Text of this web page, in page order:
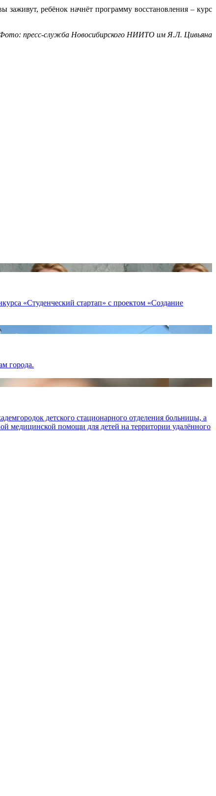
ребёнок начнёт программу восстановления – курс
пресс-служба Новосибирского НИИТО им Я.Л. Цивьяна
«Студенческий стартап» с проектом «Создание
города.
детского стационарного отделения больницы, а
медицинской помощи для детей на территории удалённого